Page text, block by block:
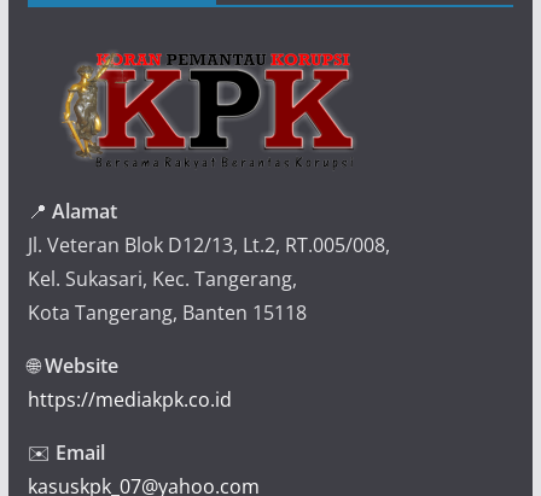
📍 Alamat
Jl. Veteran Blok D12/13, Lt.2, RT.005/008,
Kel. Sukasari, Kec. Tangerang,
Kota Tangerang, Banten 15118
🌐Website
https://mediakpk.co.id
✉️ Email
kasuskpk_07@yahoo.com